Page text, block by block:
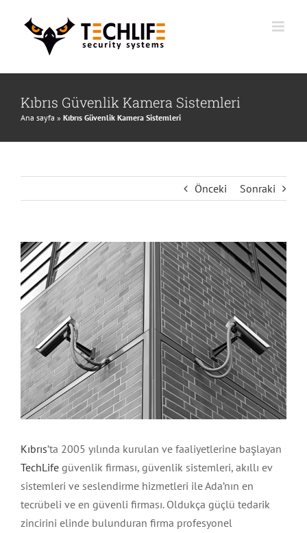
Kıbrıs Güvenlik Kamera Sistemleri
Ana sayfa » Kıbrıs Güvenlik Kamera Sistemleri
Önceki Sonraki
Büyük
Resmi
Göster
Kıbrıs’ta 2005 yılında kurulan ve faaliyetlerine başlayan
TechLife güvenlik firması, güvenlik sistemleri, akıllı ev
sistemleri ve seslendirme hizmetleri ile Ada’nın en
tecrübeli ve en güvenli firması. Oldukça güçlü tedarik
zincirini elinde bulunduran firma profesyonel